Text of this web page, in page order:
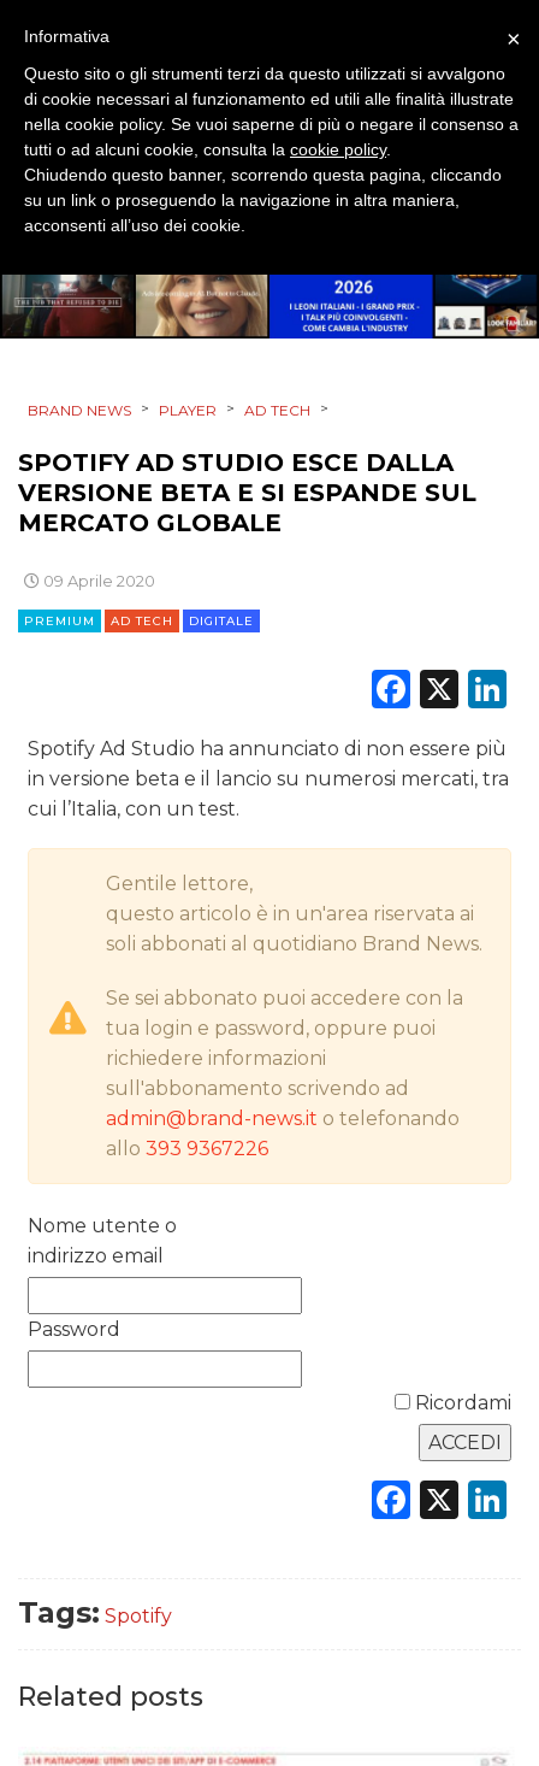
PROMOZIONI
PRODOTTI
PUNTI VENDITA
CSR
CINEMA
DIGITALE
EDITORIA
RADIO / AUDIO
TV
RICERCHE
PREVISIONI/SCENARI
NORMATIVE
CASE HISTORY
OPINIONI
BRAND NEWS > PLAYER > AD TECH >
SPOTIFY AD STUDIO ESCE DALLA
VERSIONE BETA E SI ESPANDE SUL
MERCATO GLOBALE
09 Aprile 2020
PREMIUM AD TECH DIGITALE
X
Spotify Ad Studio ha annunciato di non essere più
in versione beta e il lancio su numerosi mercati, tra
cui l’Italia, con un test.
Gentile lettore,
questo articolo è in un'area riservata ai
soli abbonati al quotidiano Brand News.
Se sei abbonato puoi accedere con la
tua login e password, oppure puoi
richiedere informazioni
sull'abbonamento scrivendo ad
admin@brand-news.it o telefonando
allo393 9367226
Nome utente o
indirizzo email
Password
Ricordami
X
Tags: Spotify
Related posts
×
Informativa
Questo sito o gli strumenti terzi da questo utilizzati si avvalgono
di cookie necessari al funzionamento ed utili alle finalità illustrate
nella cookie policy. Se vuoi saperne di più o negare il consenso a
tutti o ad alcuni cookie, consulta la cookie policy.
Chiudendo questo banner, scorrendo questa pagina, cliccando
su un link o proseguendo la navigazione in altra maniera,
acconsenti all’uso dei cookie.